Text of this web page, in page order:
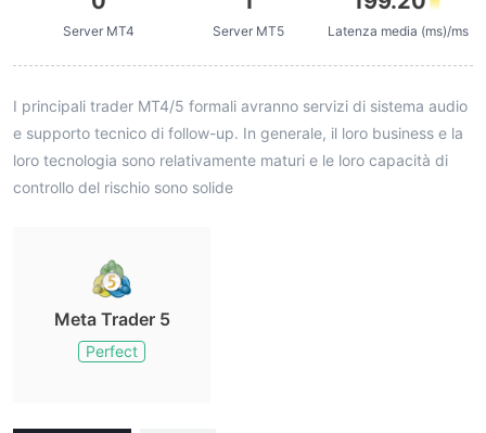
Server MT4 Server MT5 Latenza media (ms)/ms
I principali trader MT4/5 formali avranno servizi di sistema audio
e supporto tecnico di follow-up. In generale, il loro business e la
loro tecnologia sono relativamente maturi e le loro capacità di
controllo del rischio sono solide
Meta Trader 5
Perfect